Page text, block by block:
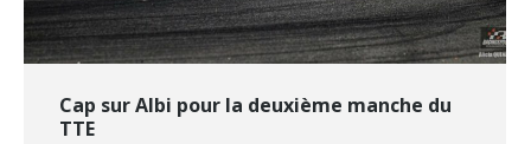
Cap sur Albi pour la deuxième manche du
TTE